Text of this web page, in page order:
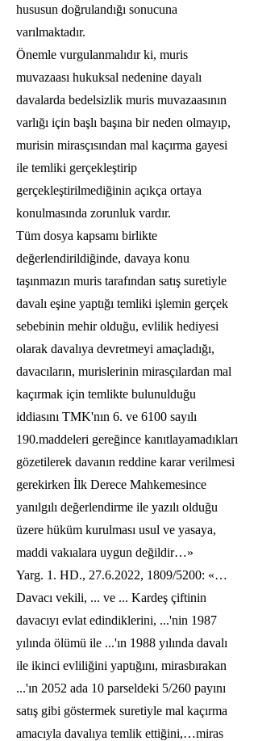
hususun doğrulandığı sonucuna
varılmaktadır.
Önemle vurgulanmalıdır ki, muris
muvazaası hukuksal nedenine dayalı
davalarda bedelsizlik muris muvazaasının
varlığı için başlı başına bir neden olmayıp,
murisin mirasçısından mal kaçırma gayesi
ile temliki gerçekleştirip
gerçekleştirilmediğinin açıkça ortaya
konulmasında zorunluk vardır.
Tüm dosya kapsamı birlikte
değerlendirildiğinde, davaya konu
taşınmazın muris tarafından satış suretiyle
davalı eşine yaptığı temliki işlemin gerçek
sebebinin mehir olduğu, evlilik hediyesi
olarak davalıya devretmeyi amaçladığı,
davacıların, murislerinin mirasçılardan mal
kaçırmak için temlikte bulunulduğu
iddiasını TMK'nın 6. ve 6100 sayılı
190.maddeleri gereğince kanıtlayamadıkları
gözetilerek davanın reddine karar verilmesi
gerekirken İlk Derece Mahkemesince
yanılgılı değerlendirme ile yazılı olduğu
üzere hüküm kurulması usul ve yasaya,
maddi vakıalara uygun değildir…»
Yarg. 1. HD., 27.6.2022, 1809/5200: «…
Davacı vekili, ... ve ... Kardeş çiftinin
davacıyı evlat edindiklerini, ...'nin 1987
yılında ölümü ile ...'ın 1988 yılında davalı
ile ikinci evliliğini yaptığını, mirasbırakan
...'ın 2052 ada 10 parseldeki 5/260 payını
satış gibi göstermek suretiyle mal kaçırma
amacıyla davalıya temlik ettiğini,…miras